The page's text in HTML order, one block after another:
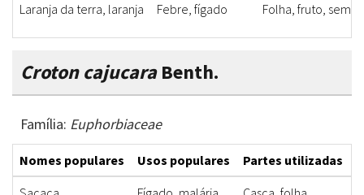
Laranja da terra, laranja
Febre, fígado Folha, fruto,
Croton cajucaraBenth.
Família: Euphorbiaceae
Nomes populares Usos populares Partes utilizadas